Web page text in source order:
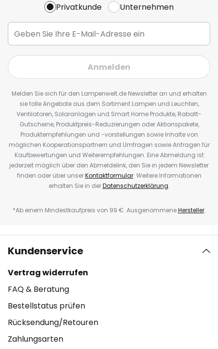
Privatkunde Unternehmen
Anmelden
Melden Sie sich für den Lampenwelt.de Newsletter an und erhalten
sie tolle Angebote aus dem Sortiment Lampen und Leuchten,
Ventilatoren, Solaranlagen und Smart Home Produkte, Rabatt-
Gutscheine, Produktpreis-Reduzierungen oder Aktionspakete,
Produktempfehlungen und -vorstellungen sowie Inhalte von
möglichen Kooperationspartnern und Umfragen sowie Anfragen für
Kaufbewertungen und Weiterempfehlungen. Eine Abmeldung ist
jederzeit möglich über den Abmeldelink, den Sie in jedem Newsletter
finden oder über unserKontaktformular. Weitere Informationen
erhalten Sie in derDatenschutzerklärung.
*Ab einem Mindestkaufpreis von 99 €. AusgenommeneHersteller.
Kundenservice
Vertrag widerrufen
FAQ & Beratung
Bestellstatus prüfen
Rücksendung/Retouren
Zahlungsarten